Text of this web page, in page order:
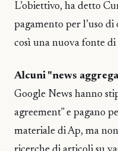
L’obiettivo, ha detto
pagamento per l’uso
così una nuova fonte di
Alcuni "news
Google News hanno
agreement" e pagano
materiale di Ap, ma